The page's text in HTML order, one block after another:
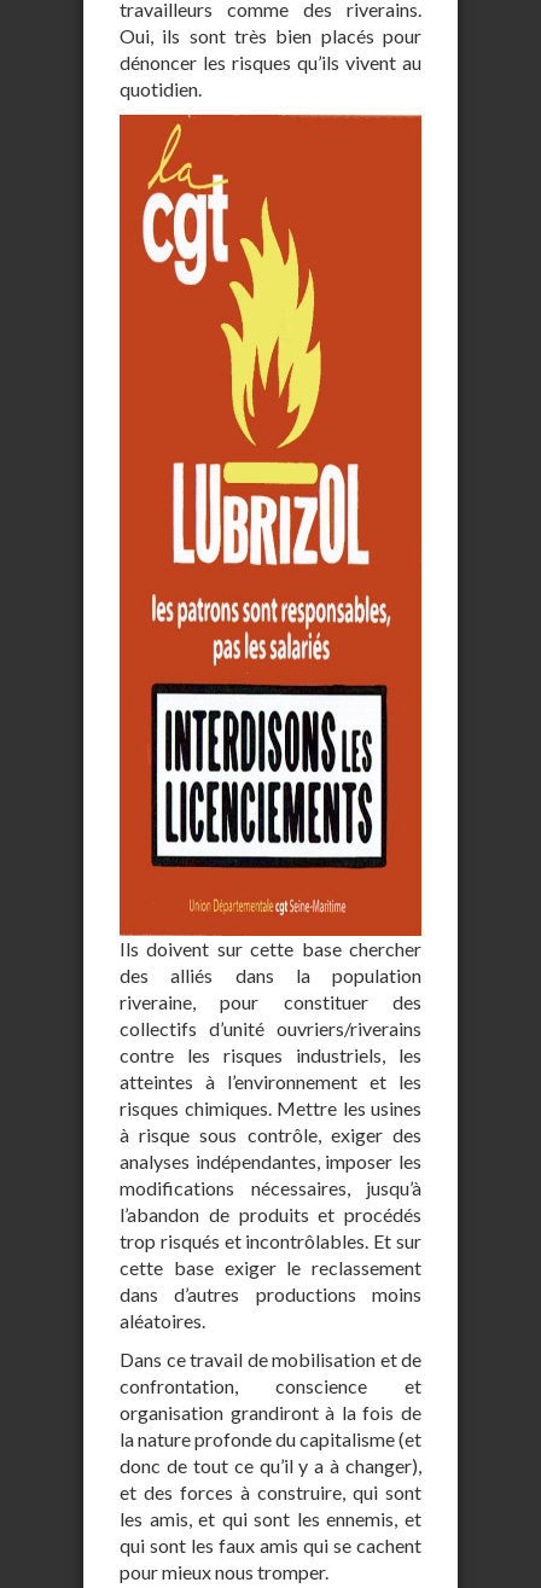
travailleurs comme des riverains.
Oui, ils sont très bien placés pour
dénoncer les risques qu’ils vivent au
quotidien.
Ils doivent sur cette base chercher
des alliés dans la population
riveraine, pour constituer des
collectifs d’unité ouvriers/riverains
contre les risques industriels, les
atteintes à l’environnement et les
risques chimiques. Mettre les usines
à risque sous contrôle, exiger des
analyses indépendantes, imposer les
modifications nécessaires, jusqu’à
l’abandon de produits et procédés
trop risqués et incontrôlables. Et sur
cette base exiger le reclassement
dans d’autres productions moins
aléatoires.
Dans ce travail de mobilisation et de
confrontation, conscience et
organisation grandiront à la fois de
la nature profonde du capitalisme (et
donc de tout ce qu’il y a à changer),
et des forces à construire, qui sont
les amis, et qui sont les ennemis, et
qui sont les faux amis qui se cachent
pour mieux nous tromper.